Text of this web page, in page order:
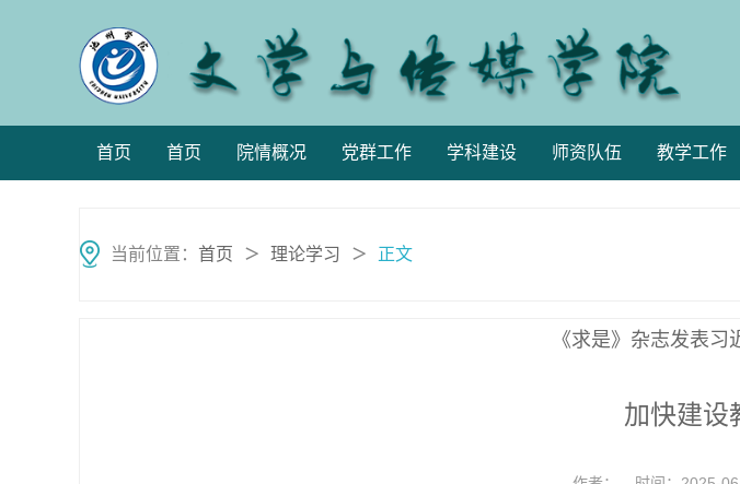
首页 首页 院情概况 党群工作 学科建设 师资队伍 教学工作
当前位置： 首页 ＞ 理论学习 ＞ 正文
《求是》杂志发表
加快建设